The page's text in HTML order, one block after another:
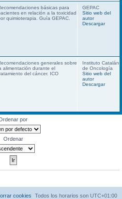
básicas para
en relación a la toxicidad
quimioterapia. Guía GEPAC.
GEPAC
Sitio web del
autor
Descargar
generales sobre
alimentación durante el
del cáncer. ICO
Instituto Catalán
de Oncología
Sitio web del
autor
Descargar
por
Ordenar
Todos los horarios son UTC+01:00
cookies